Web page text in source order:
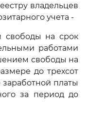
владельцев
учета -
свободы на срок
работами
свободы на
до трехсот
платы
за период до